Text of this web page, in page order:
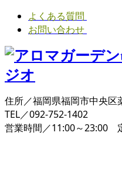
よくある質問
お問い合わせ
住所／福岡県福岡市中央
TEL／092-752-1402
営業時間／11:00～23:00